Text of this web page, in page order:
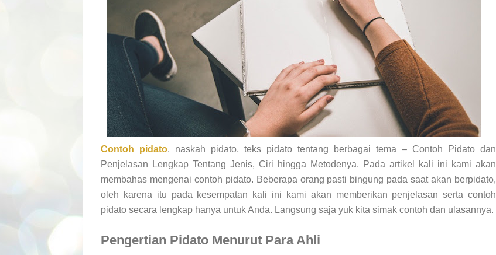
Contoh pidato, naskah pidato, teks pidato tentang berbagai tema – Contoh Pidato dan
Penjelasan Lengkap Tentang Jenis, Ciri hingga Metodenya. Pada artikel kali ini kami akan
membahas mengenai contoh pidato. Beberapa orang pasti bingung pada saat akan berpidato,
oleh karena itu pada kesempatan kali ini kami akan memberikan penjelasan serta contoh
pidato secara lengkap hanya untuk Anda. Langsung saja yuk kita simak contoh dan ulasannya.
Pengertian Pidato Menurut Para Ahli